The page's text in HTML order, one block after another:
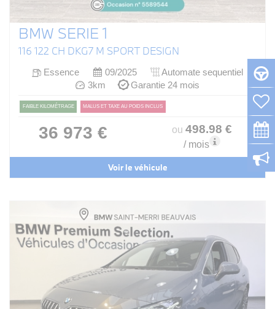
BMW SERIE 1
116 122 CH DKG7 M SPORT DESIGN
Essence 09/2025
Automate sequentiel
3km
Garantie 24 mois
FAIBLE KILOMÉTRAGE MALUS ET TAXE AU POIDS INCLUS
36 973 € ou 498.98 €
/ mois
Voir le véhicule